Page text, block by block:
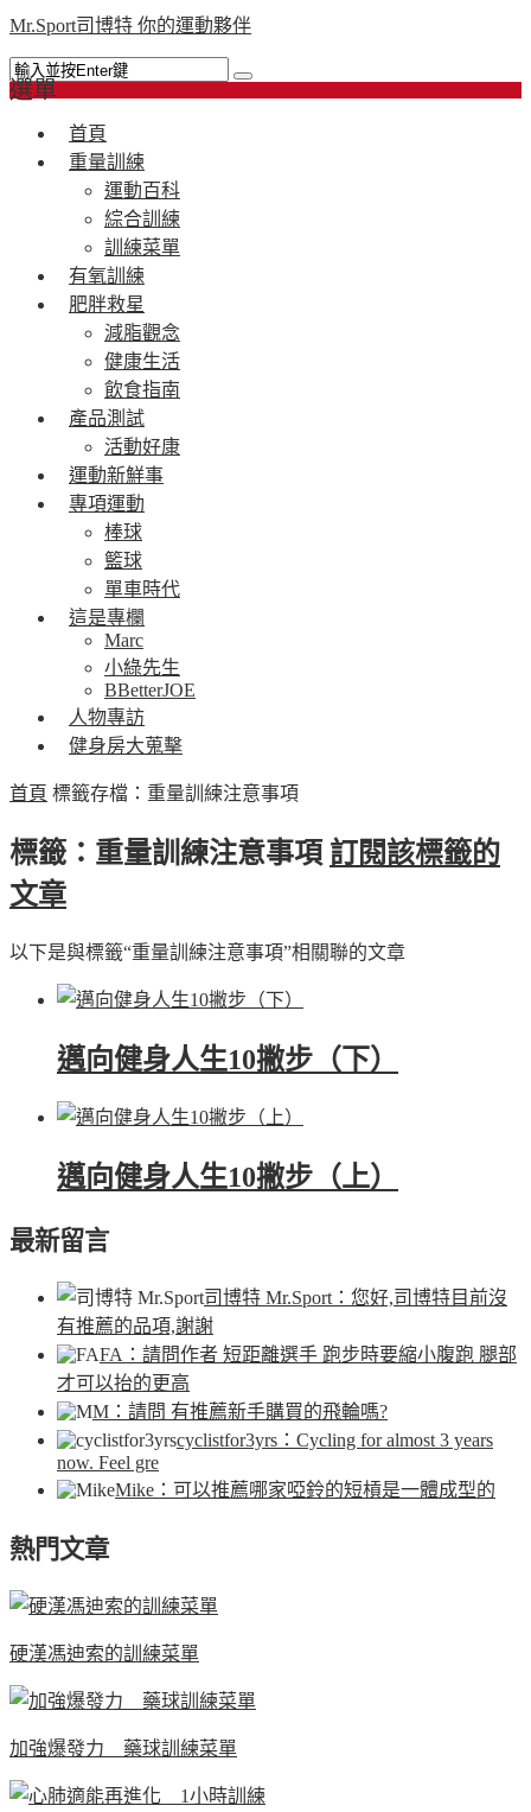
Mr.Sport司博特 你的運動夥伴
選單
首頁
重量訓練
運動百科
綜合訓練
訓練菜單
有氧訓練
肥胖救星
減脂觀念
健康生活
飲食指南
產品測試
活動好康
運動新鮮事
專項運動
棒球
籃球
單車時代
這是專欄
Marc
小綠先生
BBetterJOE
人物專訪
健身房大蒐擊
首頁 標籤存檔：重量訓練注意事項
標籤：重量訓練注意事項 訂閱該標籤的
文章
以下是與標籤“重量訓練注意事項”相關聯的文章
邁向健身人生10撇步（下）
邁向健身人生10撇步（上）
最新留言
司博特 Mr.Sport ：您好,司博特目前沒
有推薦的品項,謝謝
FA ：請問作者 短距離選手 跑步時要縮小腹跑 腿部
才可以抬的更高
M ：請問 有推薦新手購買的飛輪嗎?
cyclistfor3yrs ：Cycling for almost 3 years
now. Feel gre
Mike ：可以推薦哪家啞鈴的短槓是一體成型的
熱門文章
硬漢馮迪索的訓練菜單
加強爆發力 藥球訓練菜單